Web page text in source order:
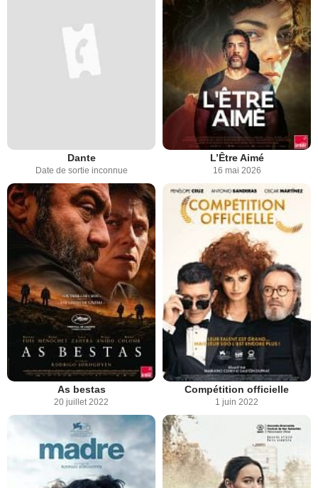
Dante
Date de sortie inconnue
L’Être Aimé
16 mai 2026
As bestas
20 juillet 2022
Compétition officielle
1 juin 2022